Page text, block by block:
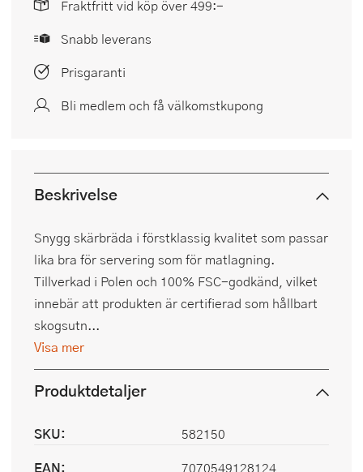
Fraktfritt vid köp över 499:-
Snabb leverans
Prisgaranti
Bli medlem och få välkomstkupong
Beskrivelse
Snygg skärbräda i förstklassig kvalitet som passar
lika bra för servering som för matlagning.
Tillverkad i Polen och 100% FSC-godkänd, vilket
innebär att produkten är certifierad som hållbart
skogsutn...
Visa mer
Produktdetaljer
SKU:
582150
EAN:
7070549128124